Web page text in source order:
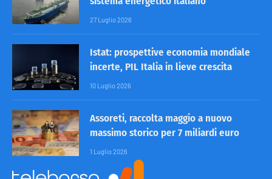
27 Luglio 2026
Istat: prospettive economia mondiale
incerte, PIL Italia in lieve crescita
10 Luglio 2026
Assoreti, raccolta maggio a nuovo
massimo storico per 7 miliardi euro
1 Luglio 2026